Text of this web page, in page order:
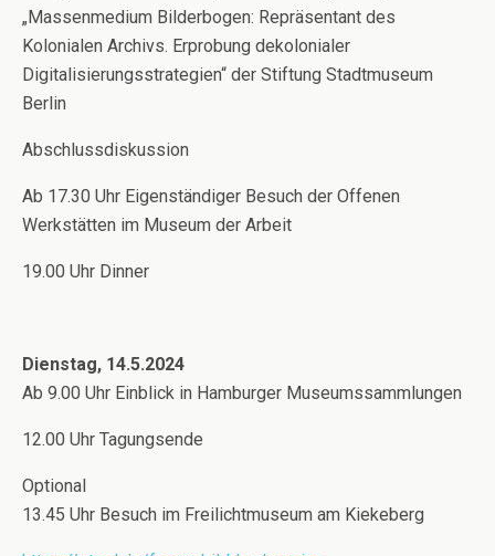
„Massenmedium Bilderbogen: Repräsentant des
Kolonialen Archivs. Erprobung dekolonialer
Digitalisierungsstrategien“ der Stiftung Stadtmuseum
Berlin
Abschlussdiskussion
Ab 17.30 Uhr Eigenständiger Besuch der Offenen
Werkstätten im Museum der Arbeit
19.00 Uhr Dinner
Dienstag, 14.5.2024
Ab 9.00 Uhr Einblick in Hamburger Museumssammlungen
12.00 Uhr Tagungsende
Optional
13.45 Uhr Besuch im Freilichtmuseum am Kiekeberg